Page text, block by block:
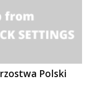
Polski